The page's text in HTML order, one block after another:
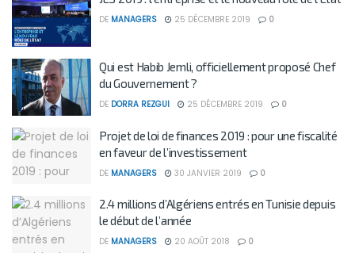
DE MANAGERS 25 DÉCEMBRE 2019 0
Qui est Habib Jemli, officiellement proposé Chef
du Gouvernement ?
DE DORRA REZGUI 25 DÉCEMBRE 2019 0
Projet de loi de finances 2019 : pour une fiscalité
en faveur de l’investissement
DE MANAGERS 30 JANVIER 2019 0
2.4 millions d’Algériens entrés en Tunisie depuis
le début de l’année
DE MANAGERS 20 AOÛT 2018 0